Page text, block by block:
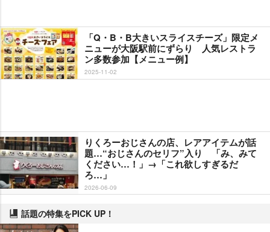
「Q・B・B大きいスライスチーズ」限定メ
ニューが大阪駅前にずらり 人気レストラ
ン多数参加【メニュー例】
2025-11-02
りくろーおじさんの店、レアアイテムが話
題…“おじさんのセリフ”入り 「み、みて
ください…！」→「これ欲しすぎるだ
ろ…」
2026-06-09
話題の特集をPICK UP！